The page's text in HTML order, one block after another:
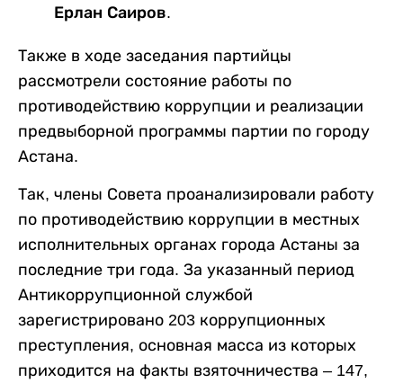
Ерлан Саиров.
Также в ходе заседания партийцы
рассмотрели состояние работы по
противодействию коррупции и реализации
предвыборной программы партии по городу
Астана.
Так, члены Совета проанализировали работу
по противодействию коррупции в местных
исполнительных органах города Астаны за
последние три года. За указанный период
Антикоррупционной службой
зарегистрировано 203 коррупционных
преступления, основная масса из которых
приходится на факты взяточничества – 147,